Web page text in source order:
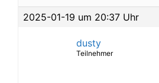
2025-01-19 um 20:37 Uhr
dusty
Teilnehmer